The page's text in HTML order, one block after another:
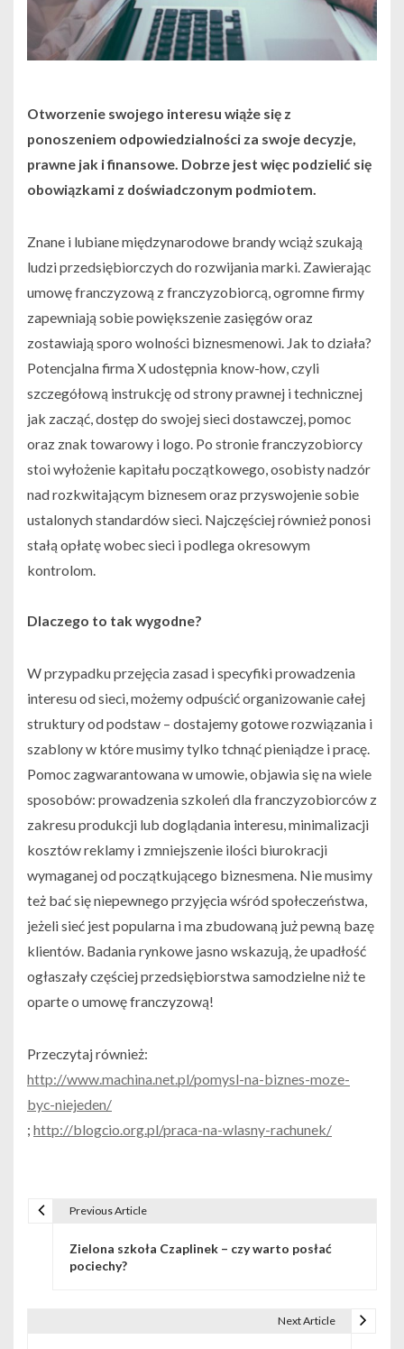
Otworzenie swojego interesu wiąże się z
ponoszeniem odpowiedzialności za swoje decyzje,
prawne jak i finansowe. Dobrze jest więc podzielić się
obowiązkami z doświadczonym podmiotem.
Znane i lubiane międzynarodowe brandy wciąż szukają
ludzi przedsiębiorczych do rozwijania marki. Zawierając
umowę franczyzową z franczyzobiorcą, ogromne firmy
zapewniają sobie powiększenie zasięgów oraz
zostawiają sporo wolności biznesmenowi. Jak to działa?
Potencjalna firma X udostępnia know-how, czyli
szczegółową instrukcję od strony prawnej i technicznej
jak zacząć, dostęp do swojej sieci dostawczej, pomoc
oraz znak towarowy i logo. Po stronie franczyzobiorcy
stoi wyłożenie kapitału początkowego, osobisty nadzór
nad rozkwitającym biznesem oraz przyswojenie sobie
ustalonych standardów sieci. Najczęściej również ponosi
stałą opłatę wobec sieci i podlega okresowym
kontrolom.
Dlaczego to tak wygodne?
W przypadku przejęcia zasad i specyfiki prowadzenia
interesu od sieci, możemy odpuścić organizowanie całej
struktury od podstaw – dostajemy gotowe rozwiązania i
szablony w które musimy tylko tchnąć pieniądze i pracę.
Pomoc zagwarantowana w umowie, objawia się na wiele
sposobów: prowadzenia szkoleń dla franczyzobiorców z
zakresu produkcji lub doglądania interesu, minimalizacji
kosztów reklamy i zmniejszenie ilości biurokracji
wymaganej od początkującego biznesmena. Nie musimy
też bać się niepewnego przyjęcia wśród społeczeństwa,
jeżeli sieć jest popularna i ma zbudowaną już pewną bazę
klientów. Badania rynkowe jasno wskazują, że upadłość
ogłaszały częściej przedsiębiorstwa samodzielne niż te
oparte o umowę franczyzową!
Przeczytaj również:
http://www.machina.net.pl/pomysl-na-biznes-moze-
byc-niejeden/
; http://blogcio.org.pl/praca-na-wlasny-rachunek/
Previous Article
Zielona szkoła Czaplinek – czy warto posłać
pociechy?
Next Article